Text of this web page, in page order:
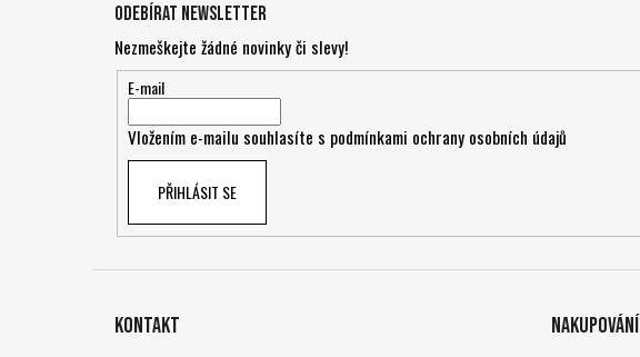
Odebírat newsletter
Nezmeškejte žádné novinky či slevy!
E-mail
Vložením e-mailu souhlasíte s podmínkami ochrany osobních údajů
PŘIHLÁSIT SE
Kontakt Nakupování